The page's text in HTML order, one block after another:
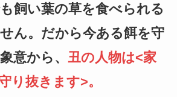
飼い葉の草を食べられる
ん。だから今ある餌を守
意から、 丑の人物は<家
り抜きます>。